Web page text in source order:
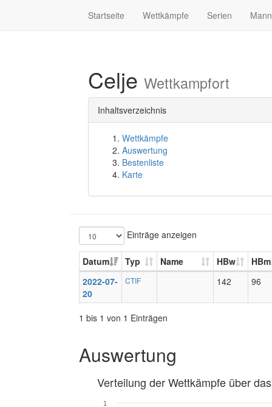
Startseite Wettkämpfe Serien
Celje Wettkampfort
Inhaltsverzeichnis
Wettkämpfe
Auswertung
Bestenliste
Karte
Einträge anzeigen
Datum Typ Name HBw
HBm
2022-07-
20
CTIF 142 96
1 bis 1 von 1 Einträgen
Auswertung
Verteilung der Wettkämpfe über
1